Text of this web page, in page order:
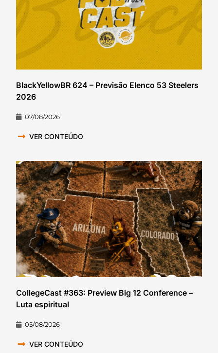
BlackYellowBR 624 – Previsão Elenco 53 Steelers
2026
07/08/2026
VER CONTEÚDO
CollegeCast #363: Preview Big 12 Conference –
Luta espiritual
05/08/2026
VER CONTEÚDO